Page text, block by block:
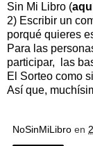
Sin Mi Libro (
2) Escribir un
porqué quieres
Para las
participar, las
El Sorteo como
Así que,
NoSinMiLibro en